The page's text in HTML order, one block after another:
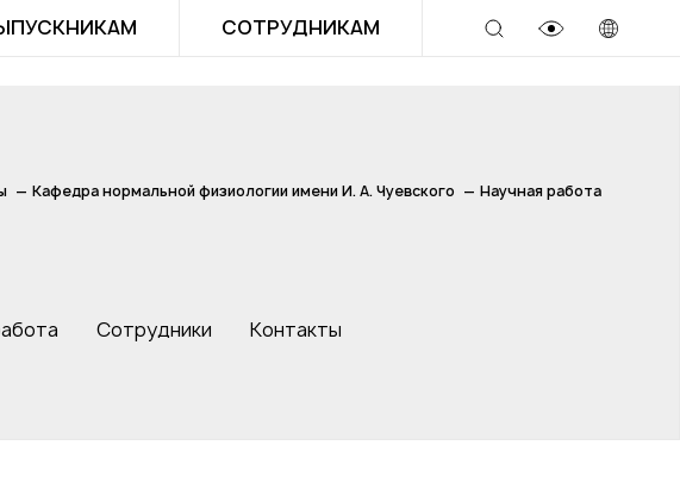
СОТРУДНИКАМ
Кафедра нормальной физиологии имени И. А. Чуевского Научная работа
Сотрудники Контакты